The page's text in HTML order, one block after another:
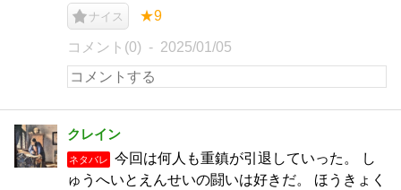
ナイス ★9
コメント(0) 2025/01/05
クレイン
ネタバレ
今回は何人も重鎮が引退していった。 し
ゅうへいとえんせいの闘いは好きだ。 ほうきょく